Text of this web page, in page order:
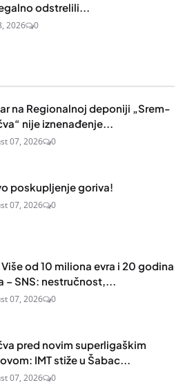
odstrelili...
2026 0
na Regionalnoj deponiji „Srem-
nije iznenađenje...
07, 2026 0
poskupljenje goriva!
07, 2026 0
Više od 10 miliona evra i 20 godina
– SNS: nestručnost,...
07, 2026 0
pred novim superligaškim
IMT stiže u Šabac...
07, 2026 0